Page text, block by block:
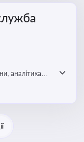
аналітика
ризиків